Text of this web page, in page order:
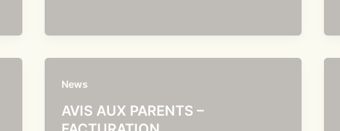
News
AVIS AUX PARENTS –